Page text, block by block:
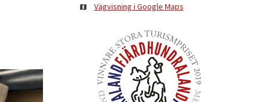
Vägvisning i Google Maps